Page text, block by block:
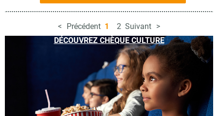
Précédent 1 2 Suivant
DÉCOUVREZ CHÈQUE CULTURE